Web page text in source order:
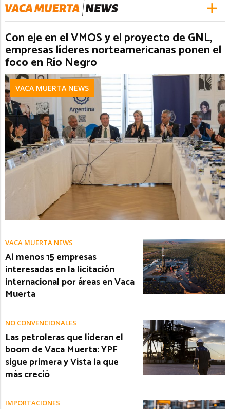
Con eje en el VMOS y el proyecto de GNL,
empresas líderes norteamericanas ponen el
foco en Río Negro
VACA MUERTA NEWS
VACA MUERTA NEWS
Al menos 15 empresas
interesadas en la licitación
internacional por áreas en Vaca
Muerta
NO CONVENCIONALES
Las petroleras que lideran el
boom de Vaca Muerta: YPF
sigue primera y Vista la que
más creció
IMPORTACIONES